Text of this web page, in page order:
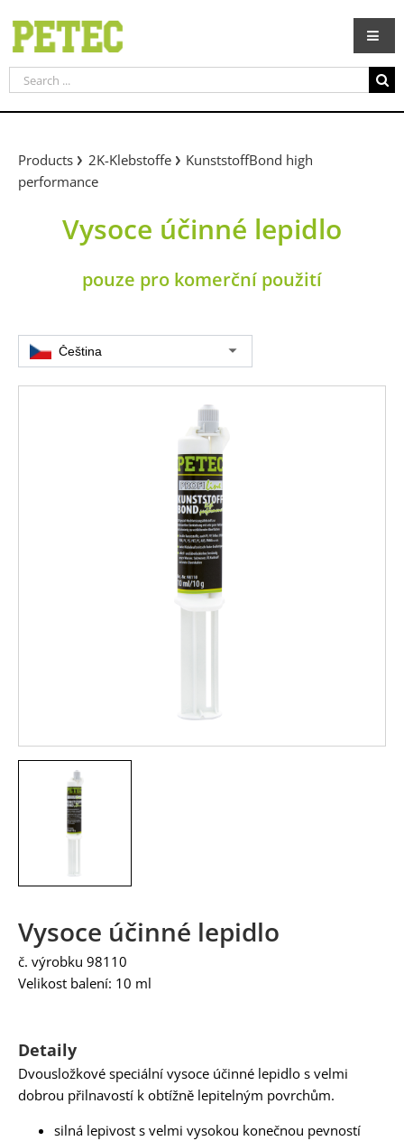
content
Search
for:
Products 2K-Klebstoffe
KunststoffBond high
performance
Vysoce účinné lepidlo
pouze pro komerční použití
Čeština
Vysoce účinné lepidlo
č. výrobku 98110
Velikost balení: 10 ml
Detaily
Dvousložkové speciální vysoce účinné lepidlo s velmi
dobrou přilnavostí k obtížně lepitelným povrchům.
silná lepivost s velmi vysokou konečnou pevností